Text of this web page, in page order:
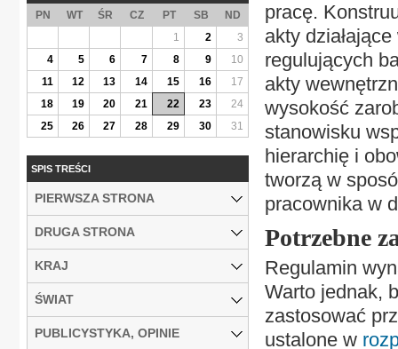
pracę.
akty
regulujących
akty
wysokość
stanowisku
hierarchię i
tworzą w
pracownika w
Potrzebne
Regulamin
Warto jednak,
zastosować
ustalone w
PN WT ŚR CZ PT SB
ND
1
2
3
4
5 6 7 8 9
10
11
12 13 14 15 16
17
18
19 20 21 22 23
24
25
26 27 28 29 30 31
SPIS TREŚCI
PIERWSZA STRONA
DRUGA STRONA
KRAJ
ŚWIAT
PUBLICYSTYKA, OPINIE